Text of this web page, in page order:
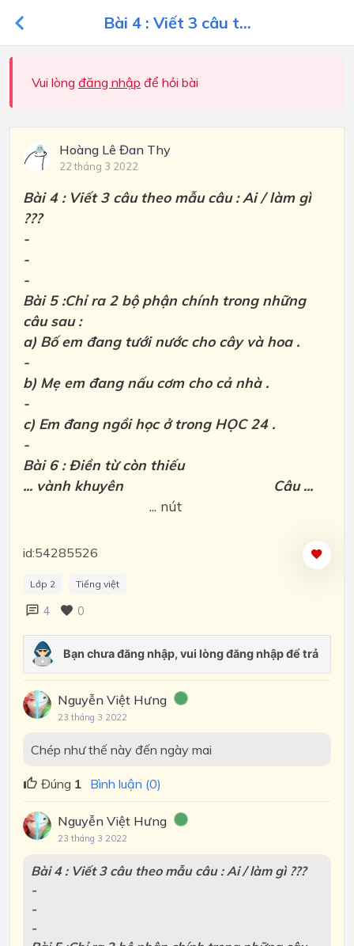
Bài 4 : Viết 3 câu t...
Vui lòng đăng nhập để hỏi bài
Hoàng Lê Đan Thy
22 tháng 3 2022
Bài 4 : Viết 3 câu theo mẫu câu : Ai / làm gì
???
-
-
-
Bài 5 :Chỉ ra 2 bộ phận chính trong những
câu sau :
a) Bố em đang tưới nước cho cây và hoa .
-
b) Mẹ em đang nấu cơm cho cả nhà .
-
c) Em đang ngồi học ở trong HỌC 24 .
-
Bài 6 : Điền từ còn thiếu
... vành khuyên Câu ...
... nút
id:54285526
Lớp 2 Tiếng việt
4 0
Nguyễn Việt Hưng
23 tháng 3 2022
Chép như thế này đến ngày mai
Đúng 1 Bình luận (0)
Nguyễn Việt Hưng
23 tháng 3 2022
Bài 4 : Viết 3 câu theo mẫu câu : Ai / làm gì ???
-
-
-